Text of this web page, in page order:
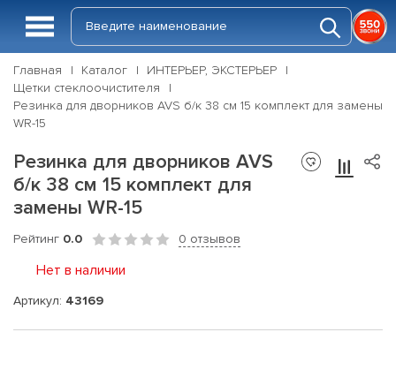
Главная Каталог
ИНТЕРЬЕР, ЭКСТЕРЬЕР
Щетки стеклоочистителя
Резинка для дворников AVS б/к 38 см 15 комплект для замены
WR-15
Резинка для дворников AVS
б/к 38 см 15 комплект для
замены WR-15
Рейтинг 0.0 0 отзывов
Нет в наличии
Артикул: 43169